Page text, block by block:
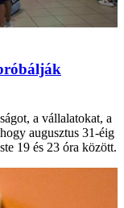
a vállalatokat, a
augusztus 31-éig
19 és 23 óra között.